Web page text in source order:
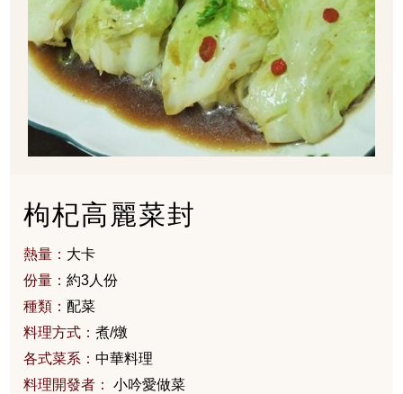
枸杞高麗菜封
熱量： 大卡
份量：約3人份
種類：配菜
料理方式：煮/燉
各式菜系：中華料理
料理開發者：小吟愛做菜